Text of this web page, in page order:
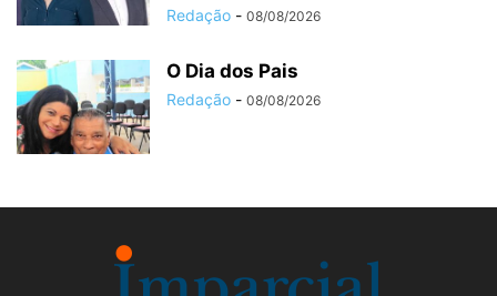
Redação - 08/08/2026
O Dia dos Pais
Redação - 08/08/2026